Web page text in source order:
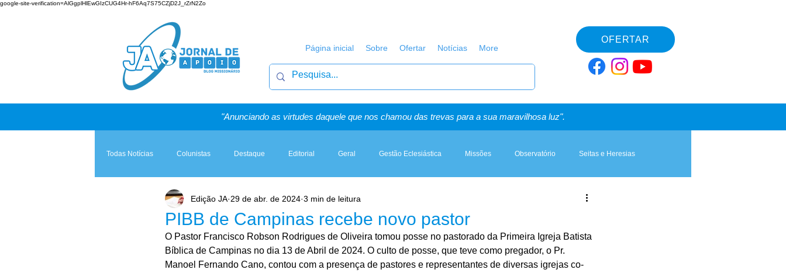
google-site-verification=AlGgplHlEwGIzCUG4Hr-hF6Aq7S75CZjD2J_rZrN2Zo
Página inicial Sobre Ofertar Notícias More
OFERTAR
"Anunciando as virtudes daquele que nos chamou das trevas para a sua maravilhosa luz".
Todas Notícias Colunistas Destaque Editorial Geral Gestão Eclesiástica Missões Observatório Seitas e Heresias
Teologia & Prática A Igreja e a Lei Artigos, Sermões & Esboços
PIBB de Campinas recebe novo pastor
Edição JA 29 de abr. de 2024 3 min de leitura
O Pastor Francisco Robson Rodrigues de Oliveira tomou posse no pastorado da Primeira Igreja Batista
Bíblica de Campinas no dia 13 de Abril de 2024. O culto de posse, que teve como pregador, o Pr.
Manoel Fernando Cano, contou com a presença de pastores e representantes de diversas igrejas co-